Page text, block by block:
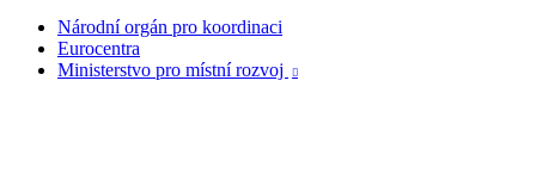
Národní orgán pro koordinaci
Eurocentra
Ministerstvo pro místní rozvoj
